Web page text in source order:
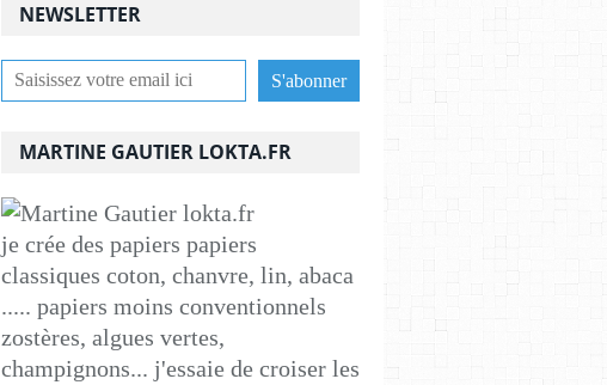
NEWSLETTER
MARTINE GAUTIER LOKTA.FR
je crée des papiers papiers
classiques coton, chanvre, lin, abaca
..... papiers moins conventionnels
zostères, algues vertes,
champignons... j'essaie de croiser les